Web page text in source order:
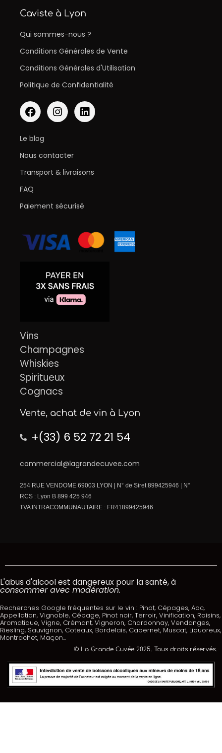
Caviste à Lyon
Qui sommes-nous ?
Conditions Générales de Vente
Conditions Générales d'Utilisation
Politique de Confidentialité
Le blog
Nous contacter
Transport & livraisons
FAQ
Paiement sécurisé
Vins
Champagnes
Whiskies
Spiritueux
Cognacs
Vente, achat de vin à Lyon
+(33) 6 52 72 21 54
commercial@lagrandecuvee.com
254 RUE VENDOME 69003 LYON | N° de Siret 899425946 | N°
RCS : Lyon B 899 425 946
TVA INTRACOMMUNAUTAIRE : FR41899425946
L'abus d'alcool est dangereux pour la santé, à
consommer avec modération.
Recherches Google fréquentes sur le vin : Pinot, Cépages, Aoc,
Appellation, Vignoble, Cépage, Pinot noir, Terroir, Vinification, Raisins,
Aromatique, Vigne, Crémant, Vigneron, Chardonnay, Vendanges,
Riesling, Sauvignon, Coteaux, Bordelais, Cabernet, Muscat, Liquoreux,
Montrachet, Maçon...
© La Grande Cuvée 2025. Tous droits réservés.